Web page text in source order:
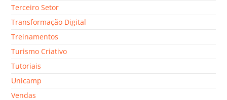
Terceiro Setor
Transformação Digital
Treinamentos
Turismo Criativo
Tutoriais
Unicamp
Vendas